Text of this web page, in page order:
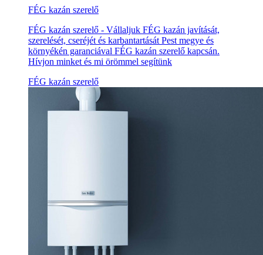
FÉG kazán szerelő
FÉG kazán szerelő - Vállaljuk FÉG kazán javítását,
szerelését, cseréjét és karbantartását Pest megye és
környékén garanciával FÉG kazán szerelő kapcsán.
Hívjon minket és mi örömmel segítünk
FÉG kazán szerelő